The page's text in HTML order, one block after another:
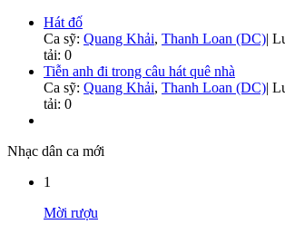
Hát đố
Ca sỹ: Quang Khải, Thanh Loan (DC)|
tải: 0
Tiễn anh đi trong câu hát quê nhà
Ca sỹ: Quang Khải, Thanh Loan (DC)|
tải: 0
Nhạc dân ca mới
1
Mời rượu